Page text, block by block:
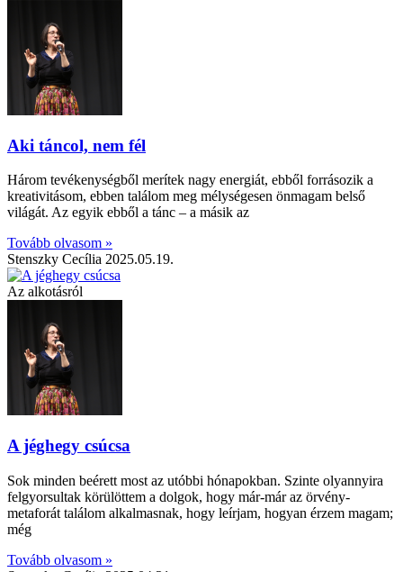
Aki táncol, nem fél
Három tevékenységből merítek nagy energiát, ebből forrásozik a
kreativitásom, ebben találom meg mélységesen önmagam belső
világát. Az egyik ebből a tánc – a másik az
Tovább olvasom »
Stenszky Cecília 2025.05.19.
Az alkotásról
A jéghegy csúcsa
Sok minden beérett most az utóbbi hónapokban. Szinte olyannyira
felgyorsultak körülöttem a dolgok, hogy már-már az örvény-
metaforát találom alkalmasnak, hogy leírjam, hogyan érzem magam;
még
Tovább olvasom »